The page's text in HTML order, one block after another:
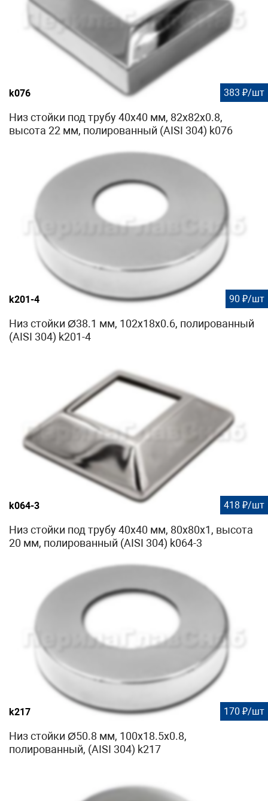
k076 383 ₽/шт
Низ стойки под трубу 40х40 мм, 82х82х0.8,
высота 22 мм, полированный (AISI 304) k076
k201-4 90 ₽/шт
Низ стойки Ø38.1 мм, 102х18х0.6, полированный
(AISI 304) k201-4
k064-3 418 ₽/шт
Низ стойки под трубу 40х40 мм, 80х80х1, высота
20 мм, полированный (AISI 304) k064-3
k217 170 ₽/шт
Низ стойки Ø50.8 мм, 100х18.5х0.8,
полированный, (AISI 304) k217